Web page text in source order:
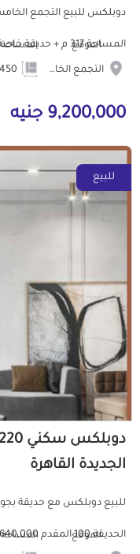
المساحة 317 م + حديقة خاصة 125 م تتك...
الموقع
التجمع الخامس الشويفات
المساحة
9,200,000 جنيه
للبيع
الجديدة القاهرة
الحديقة 100 المقدم 2,640,000 الباقي عل...الموقع المساحة